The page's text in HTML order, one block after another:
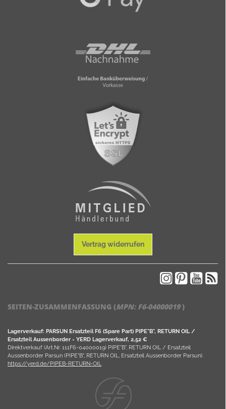
Vertrag widerrufen
SEITEN-ZUSAMMENFASSUNG (MPN: F6-04000019)
Lagerverkauf: PARSUN Ersatzteil F6 (Spare Part) PIPE"B", RETURN OIL /
Ersatzteil Aussenborder - YERD Lagerverkauf, 2,52 €
Direktverkauf (Art.Nr. 111F6-04000019) PIPE"B", RETURN OIL / Ersatzteil
Aussenborder Parsun (PIPE"B", RETURN OIL, Ersatzteil Aussenborder Parsun).
https://yerd.de/PIPEB-RETURN-OIL